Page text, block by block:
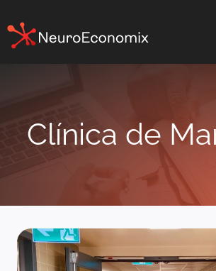
al
contenido
Clínica de